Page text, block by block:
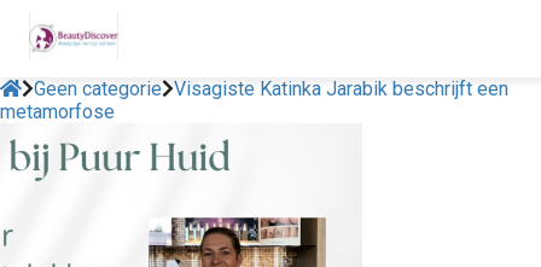
Geen categorie Visagiste Katinka Jarabik beschrijft een
metamorfose